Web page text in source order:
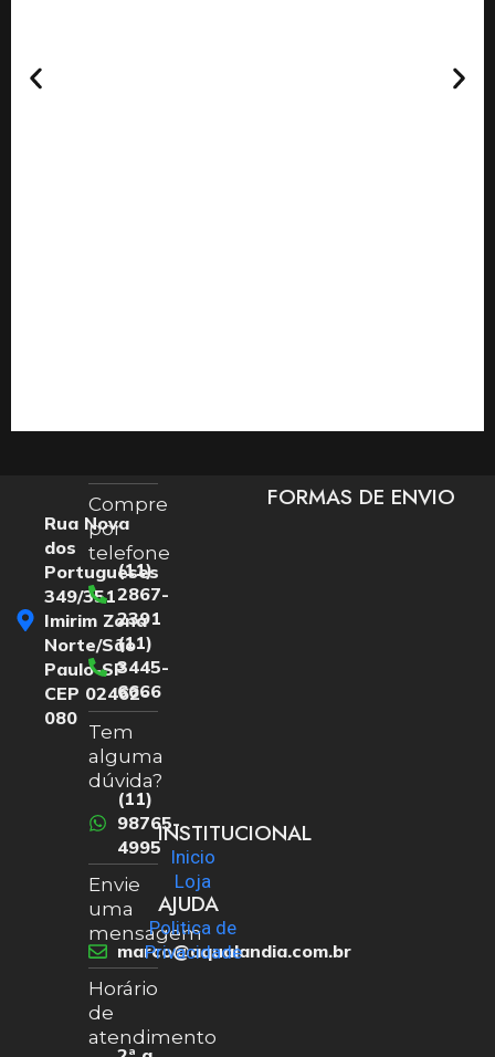
Rua Nova
dos
Portugueses
349/351
Imirim Zona
Norte/São
Paulo-SP
CEP 02462-
080
Compre
por
telefone
(11)
2867-
2391
(11)
3445-
6666
Tem
alguma
dúvida?
(11)
98765-
4995
Envie
uma
mensagem
marco@aqualandia.com.br
Horário
de
atendimento
INSTITUCIONAL
Inicio
Loja
AJUDA
Politica de
Privacidade
FORMAS DE ENVIO